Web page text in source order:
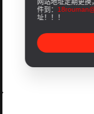
件到：
址！！！